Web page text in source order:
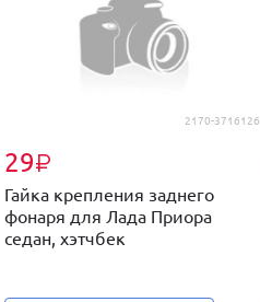
2170-3716126
29₽
Гайка крепления заднего
фонаря для Лада Приора
седан, хэтчбек